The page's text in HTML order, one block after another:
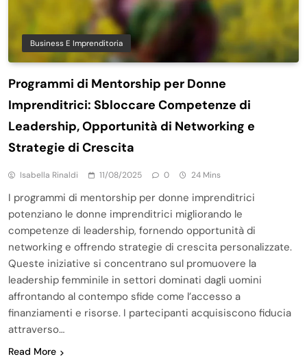
Business E Imprenditoria
Programmi di Mentorship per Donne
Imprenditrici: Sbloccare Competenze di
Leadership, Opportunità di Networking e
Strategie di Crescita
Isabella Rinaldi 11/08/2025 0 24 Mins
I programmi di mentorship per donne imprenditrici
potenziano le donne imprenditrici migliorando le
competenze di leadership, fornendo opportunità di
networking e offrendo strategie di crescita personalizzate.
Queste iniziative si concentrano sul promuovere la
leadership femminile in settori dominati dagli uomini
affrontando al contempo sfide come l’accesso a
finanziamenti e risorse. I partecipanti acquisiscono fiducia
attraverso…
Read More